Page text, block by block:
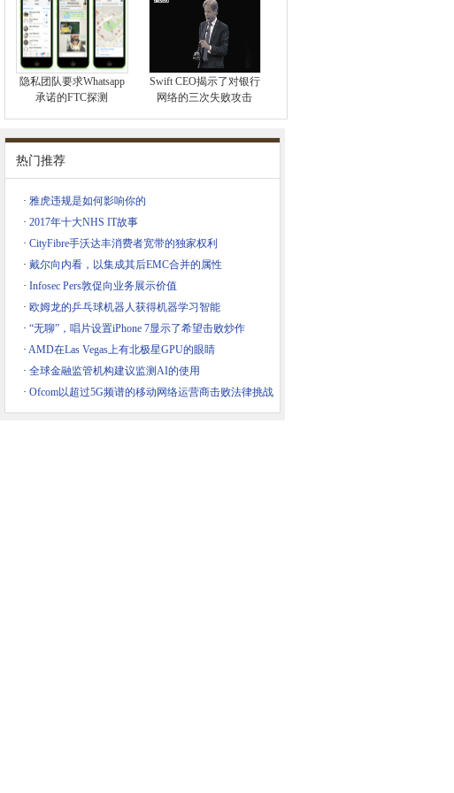
隐私团队要求Whatsapp
承诺的FTC探测
Swift CEO揭示了对银行
网络的三次失败攻击
热门推荐
· 雅虎违规是如何影响你的
· 2017年十大NHS IT故事
· CityFibre手沃达丰消费者宽带的独家权利
· 戴尔向内看，以集成其后EMC合并的属性
· Infosec Pers敦促向业务展示价值
· 欧姆龙的乒乓球机器人获得机器学习智能
· “无聊”，唱片设置iPhone 7显示了希望击败炒作
· AMD在Las Vegas上有北极星GPU的眼睛
· 全球金融监管机构建议监测AI的使用
· Ofcom以超过5G频谱的移动网络运营商击败法律挑战